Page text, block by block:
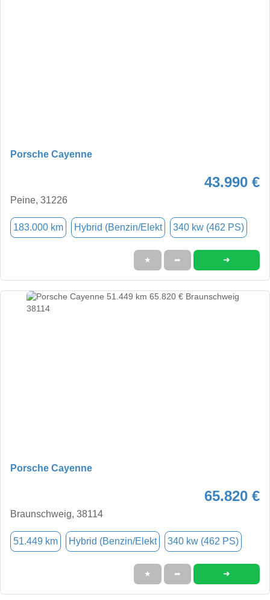
Porsche Cayenne
43.990 €
Peine, 31226
183.000 km Hybrid (Benzin/Elekt 340 kw (462 PS)
★ ➦ ➜
Porsche Cayenne
65.820 €
Braunschweig, 38114
51.449 km Hybrid (Benzin/Elekt 340 kw (462 PS)
★ ➦ ➜